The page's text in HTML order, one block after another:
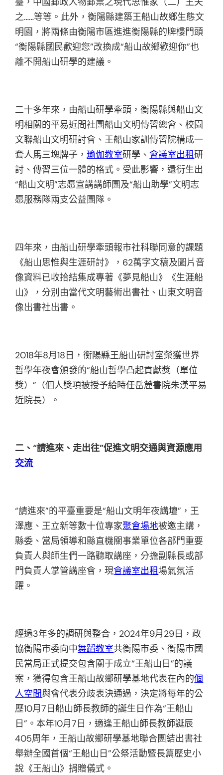
之……等等。此外，衡陽縣建築王船山故鄉生態文
明園，將兩條由衡陽市區進進衡陽縣的牌樓門頭
“衡陽縣國民歡迎您”改換成“船山故鄉歡迎你”也
離不開船山研學的建議。
二十多年來，由船山研學牽頭，衡陽縣與船山文
明相關的平易近間社團船山文明傳習總會、校園
文聯船山文明研討會、王船山家訓傳習院構成一
套人馬三塊牌子，瑜伽教室研學、會議室出租研
討、傳習三位一體的格式。受此影響，還衍生出
“船山文明”志愿宣講講師團及“船山助學”文明志
愿服務隊兩支公益團隊。
四年來，由船山研學牽頭報市社科聯同意的課題
《船山思惟與生涯研討》，62萬字文稿及圖片音
像資料已收拾結集成專著《夢見船山》《生涯船
山》，分別由當代文明藝術出書社、山東文明音
像出書社出書。
2018年8月18日，衡陽縣王船山研討室榮獲世界
哲學年夜會頒發的“船山哲學凸起貢獻獎（單位
獎）”（個人獎項被授予給時任岳麓書院朱漢平易
近院長）。
二、“請進來、走出往”促進文明交通與資源應用
交流
“請進來”的平臺重要是“船山文明年夜講壇”，王
澤應、王立新等數十位專家聚會場地被邀主講，
縣委、當局領導和縣直機關事業單位各部門重要
負責人與師生們一路聽取講座，分擔副縣長或部
門負責人掌管講座會，現會議室出租場氣氛活
躍。
經過3年多的調研與整合，2024年9月29日，政
協衡陽市委向中舞蹈教室共衡陽市委、衡陽市國
民當局正式提交包含關于成立“王船山日”的議
案，獲得包含王船山故鄉研學基地代表在內的個
人空間與會代表分歧表決通過，決定將每年的公
歷10月7日船山師長教師的誕生日作為“王船山
日”。本年10月7日，適逢王船山師長教師誕辰
405周年，王船山故鄉研學基地聯合團結出書社
舉辦全國首個“王船山日”公祭活動暨長篇歷史小
說《王船山》捐贈儀式。